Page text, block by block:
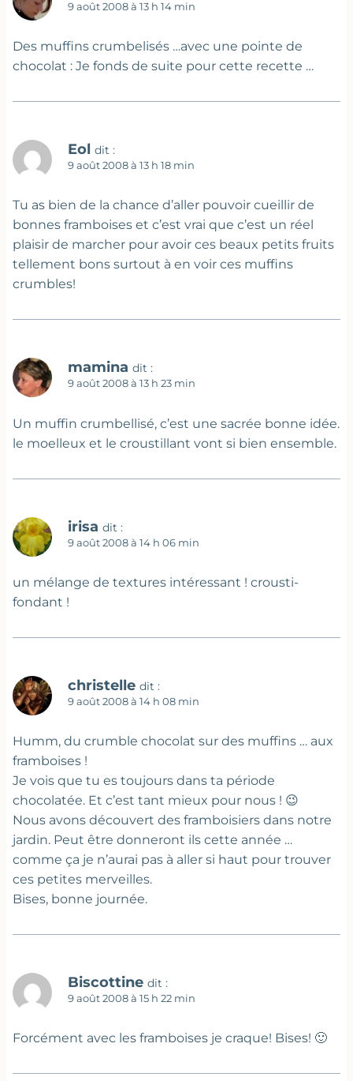
9 août 2008 à 13 h 14 min
Des muffins crumbelisés …avec une pointe de
chocolat : Je fonds de suite pour cette recette …
Eol dit :
9 août 2008 à 13 h 18 min
Tu as bien de la chance d’aller pouvoir cueillir de
bonnes framboises et c’est vrai que c’est un réel
plaisir de marcher pour avoir ces beaux petits fruits
tellement bons surtout à en voir ces muffins
crumbles!
mamina dit :
9 août 2008 à 13 h 23 min
Un muffin crumbellisé, c’est une sacrée bonne idée.
le moelleux et le croustillant vont si bien ensemble.
irisa dit :
9 août 2008 à 14 h 06 min
un mélange de textures intéressant ! crousti-
fondant !
christelle dit :
9 août 2008 à 14 h 08 min
Humm, du crumble chocolat sur des muffins … aux
framboises !
Je vois que tu es toujours dans ta période
chocolatée. Et c’est tant mieux pour nous ! 😉
Nous avons découvert des framboisiers dans notre
jardin. Peut être donneront ils cette année …
comme ça je n’aurai pas à aller si haut pour trouver
ces petites merveilles.
Bises, bonne journée.
Biscottine dit :
9 août 2008 à 15 h 22 min
Forcément avec les framboises je craque! Bises! 🙂